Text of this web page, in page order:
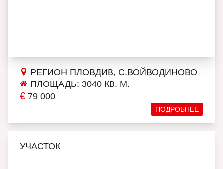
РЕГИОН ПЛОВДИВ, С.ВОЙВОДИНОВО
ПЛОЩАДЬ: 3040 КВ. М.
€ 79 000
ПОДРОБНЕЕ
УЧАСТОК